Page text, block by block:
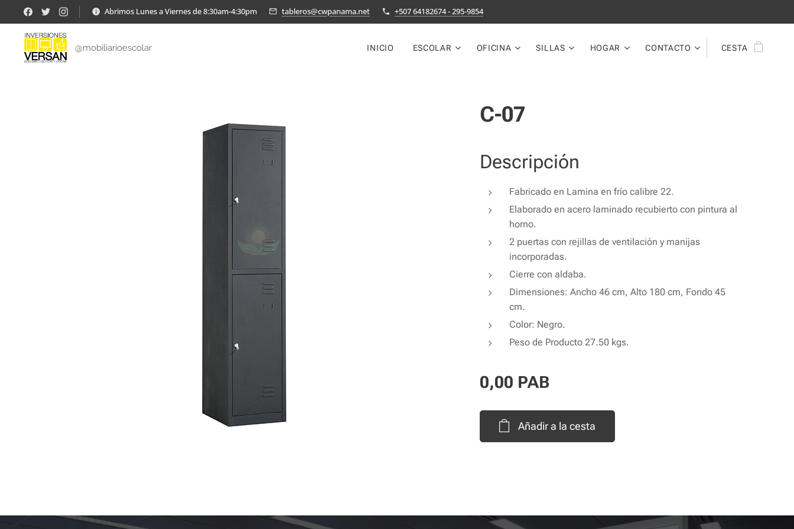
Abrimos Lunes a Viernes de 8:30am-4:30pm tableros@cwpanama.net +507 64182674 - 295-9854
@mobiliarioescolar INICIO ESCOLAR OFICINA SILLAS HOGAR CONTACTO CESTA
C-07
Descripción
Fabricado en Lamina en frío calibre 22.
Elaborado en acero laminado recubierto con pintura al
horno.
2 puertas con rejillas de ventilación y manijas
incorporadas.
Cierre con aldaba.
Dimensiones: Ancho 46 cm, Alto 180 cm, Fondo 45
cm.
Color: Negro.
Peso de Producto 27.50 kgs.
0,00 PAB
Añadir a la cesta